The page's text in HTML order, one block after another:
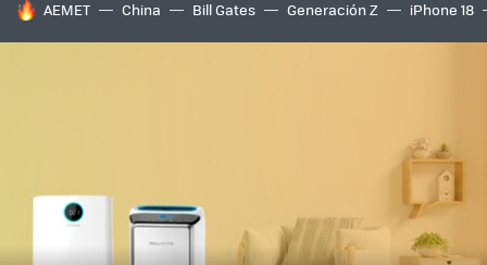
HOY SE HABLA DE
AEMET China Bill Gates Generación Z iPhone 18